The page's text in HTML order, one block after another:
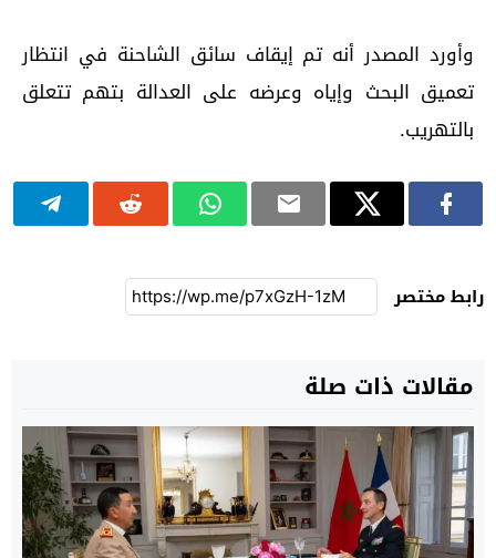
وأورد المصدر أنه تم إيقاف سائق الشاحنة في انتظار
تعميق البحث وإياه وعرضه على العدالة بتهم تتعلق
بالتهريب.
رابط مختصر
مقالات ذات صلة